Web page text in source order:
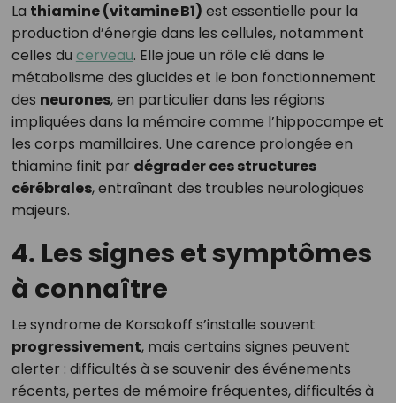
La thiamine (vitamine B1) est essentielle pour la
production d’énergie dans les cellules, notamment
celles du cerveau. Elle joue un rôle clé dans le
métabolisme des glucides et le bon fonctionnement
des neurones, en particulier dans les régions
impliquées dans la mémoire comme l’hippocampe et
les corps mamillaires. Une carence prolongée en
thiamine finit par dégrader ces structures
cérébrales, entraînant des troubles neurologiques
majeurs.
4. Les signes et symptômes
à connaître
Le syndrome de Korsakoff s’installe souvent
progressivement, mais certains signes peuvent
alerter : difficultés à se souvenir des événements
récents, pertes de mémoire fréquentes, difficultés à